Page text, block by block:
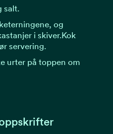
salt.
og
i skiver.Kok
servering.
urter på toppen om